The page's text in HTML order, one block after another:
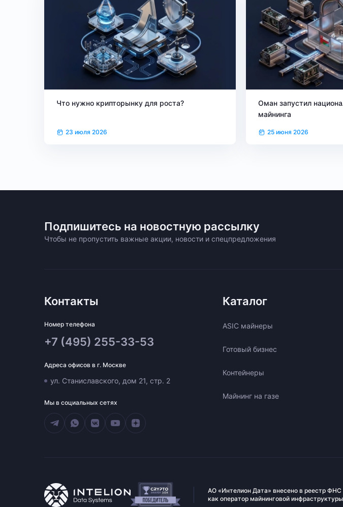
Что нужно крипторынку для роста?
23 июля 2026
Оман запустил
майнинга
25 июня 2026
Подпишитесь на новостную рассылку
Чтобы не пропустить важные акции, новости и спецпредложения
Контакты
Номер телефона
+7 (495) 255-33-53
Адреса офисов в г. Москве
ул. Станиславского, дом 21, стр. 2
Мы в социальных сетях
Каталог
ASIC майнеры
Готовый бизнес
Контейнеры
Майнинг на газе
АО «Интелион Дата» внесено в реестр ФНС
как оператор майнинговой инфраструктуры